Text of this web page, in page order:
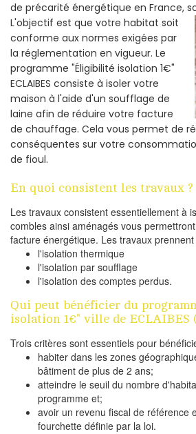
de précarité énergétique en France,
L'objectif est que votre habitat soit
conforme aux normes exigées par
la réglementation en vigueur. Le
programme "Éligibilité isolation 1€"
ECLAIBES consiste à isoler votre
maison à l'aide d'un soufflage de
laine afin de réduire votre facture
de chauffage. Cela vous permet de
conséquentes sur votre
de fioul.
En quoi consistent les travaux ?
Les travaux consistent essentiellement à
combles ainsi aménagés vous
facture énergétique. Les travaux
l'isolation thermique
l'isolation par soufflage
l'isolation des comptes perdus.
Qui peut bénéficier du
isolation 1€" ville de ECLAIBES
Trois critères sont essentiels pour
habiter dans les zones
bâtiment de plus de 2 ans;
atteindre le seuil du nombre
programme et;
avoir un revenu fiscal de référence
fourchette définie par la loi.